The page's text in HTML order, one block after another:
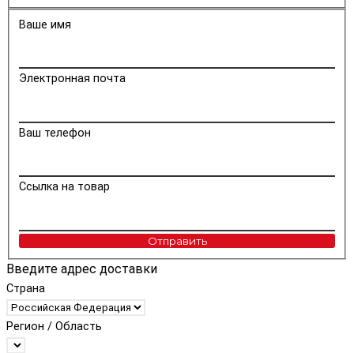
Ваше имя
Электронная почта
Ваш телефон
Ссылка на товар
Отправить
Введите адрес доставки
Страна
Регион / Область